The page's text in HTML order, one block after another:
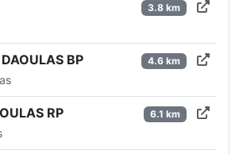
3.8 km
BP 4.6 km
RP 6.1 km